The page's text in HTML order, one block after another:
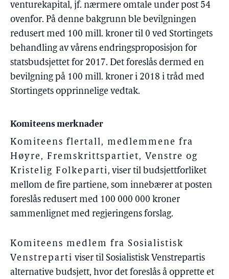
venturekapital, jf. nærmere omtale under post 54
ovenfor. På denne bakgrunn ble bevilgningen
redusert med 100 mill. kroner til 0 ved Stortingets
behandling av vårens endringsproposisjon for
statsbudsjettet for 2017. Det foreslås dermed en
bevilgning på 100 mill. kroner i 2018 i tråd med
Stortingets opprinnelige vedtak.
Komiteens merknader
Komiteens flertall, medlemmene fra
Høyre, Fremskrittspartiet, Venstre og
Kristelig Folkeparti, viser til budsjettforliket
mellom de fire partiene, som innebærer at posten
foreslås redusert med 100 000 000 kroner
sammenlignet med regjeringens forslag.
Komiteens medlem fra Sosialistisk
Venstreparti viser til Sosialistisk Venstrepartis
alternative budsjett, hvor det foreslås å opprette et